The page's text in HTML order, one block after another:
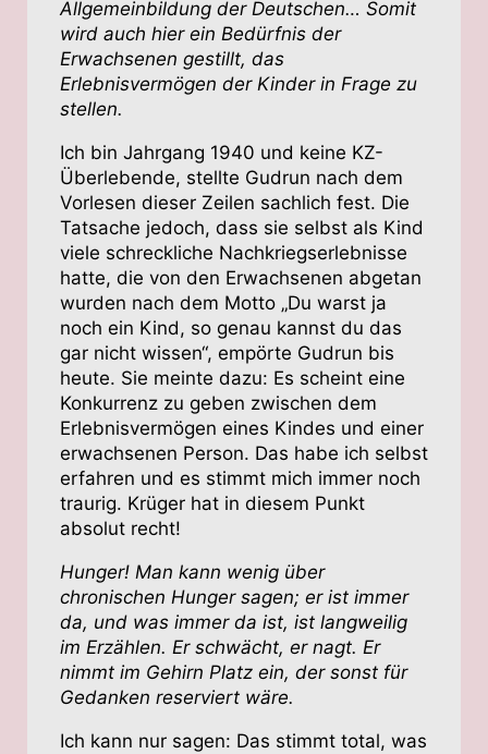
Allgemeinbildung der Deutschen… Somit
wird auch hier ein Bedürfnis der
Erwachsenen gestillt, das
Erlebnisvermögen der Kinder in Frage zu
stellen.
Ich bin Jahrgang 1940 und keine KZ-
Überlebende, stellte Gudrun nach dem
Vorlesen dieser Zeilen sachlich fest. Die
Tatsache jedoch, dass sie selbst als Kind
viele schreckliche Nachkriegserlebnisse
hatte, die von den Erwachsenen abgetan
wurden nach dem Motto „Du warst ja
noch ein Kind, so genau kannst du das
gar nicht wissen“, empörte Gudrun bis
heute. Sie meinte dazu: Es scheint eine
Konkurrenz zu geben zwischen dem
Erlebnisvermögen eines Kindes und einer
erwachsenen Person. Das habe ich selbst
erfahren und es stimmt mich immer noch
traurig. Krüger hat in diesem Punkt
absolut recht!
Hunger! Man kann wenig über
chronischen Hunger sagen; er ist immer
da, und was immer da ist, ist langweilig
im Erzählen. Er schwächt, er nagt. Er
nimmt im Gehirn Platz ein, der sonst für
Gedanken reserviert wäre.
Ich kann nur sagen: Das stimmt total, was